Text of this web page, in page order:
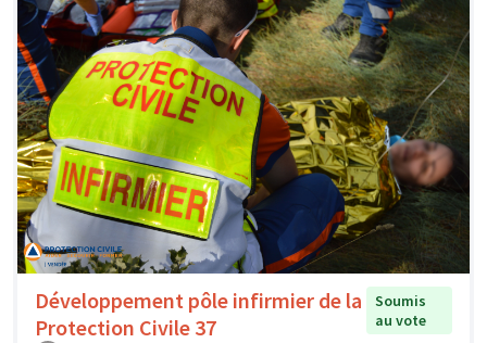
Développement pôle infirmier de la
Protection Civile 37
Soumis
au vote